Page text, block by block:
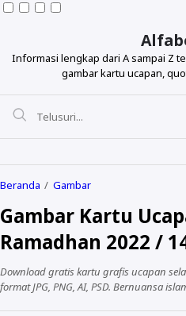
Informasi lengkap dari A sampai Z
gambar kartu ucapan,
Berdasarkan Topik
Berdasarkan Tokoh
Lihat Semua Quotes
Beranda Gambar
Gambar Kartu
Ramadhan 2022 /
Download gratis kartu grafis ucapan
format JPG, PNG, AI, PSD. Bernuansa